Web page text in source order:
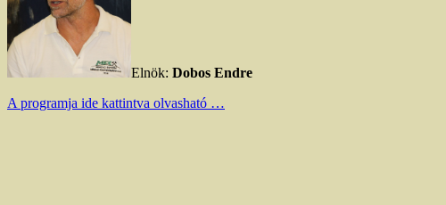
Elnök: Dobos Endre
A programja ide kattintva olvasható …